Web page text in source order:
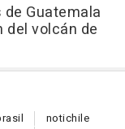
Guatemala
del volcán de
notichile